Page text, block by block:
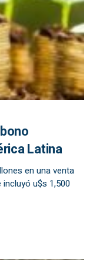
Latina
en una venta
u$s 1,500